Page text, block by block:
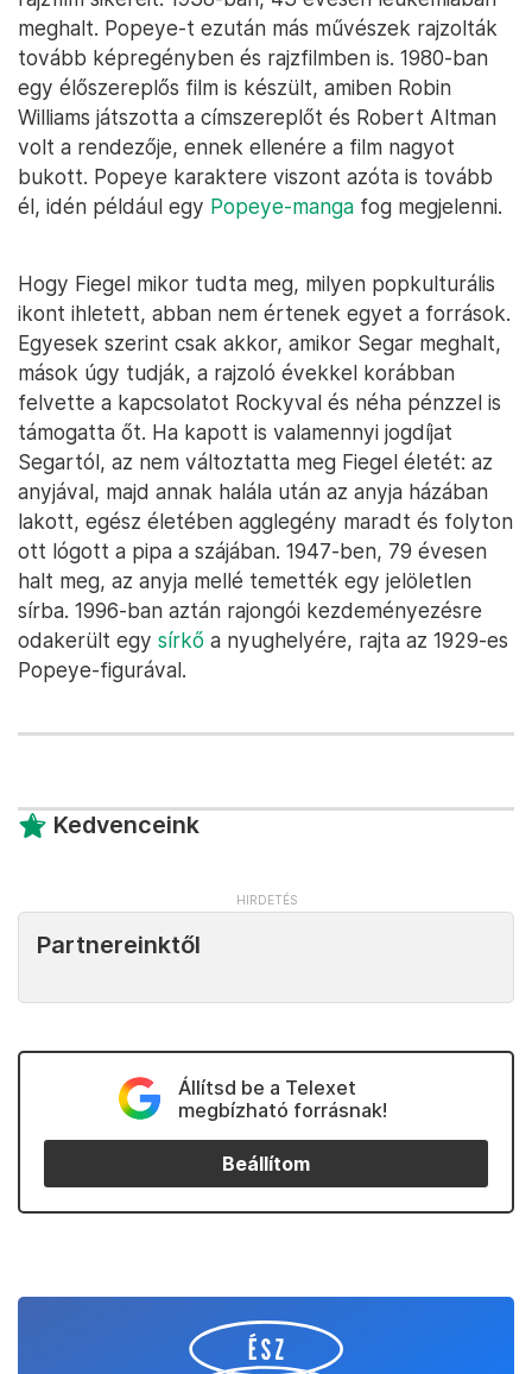
meghalt. Popeye-t ezután más művészek rajzolták
tovább képregényben és rajzfilmben is. 1980-ban
egy élőszereplős film is készült, amiben Robin
Williams játszotta a címszereplőt és Robert Altman
volt a rendezője, ennek ellenére a film nagyot
bukott. Popeye karaktere viszont azóta is tovább
él, idén például egy Popeye-manga fog megjelenni.
Hogy Fiegel mikor tudta meg, milyen popkulturális
ikont ihletett, abban nem értenek egyet a források.
Egyesek szerint csak akkor, amikor Segar meghalt,
mások úgy tudják, a rajzoló évekkel korábban
felvette a kapcsolatot Rockyval és néha pénzzel is
támogatta őt. Ha kapott is valamennyi jogdíjat
Segartól, az nem változtatta meg Fiegel életét: az
anyjával, majd annak halála után az anyja házában
lakott, egész életében agglegény maradt és folyton
ott lógott a pipa a szájában. 1947-ben, 79 évesen
halt meg, az anyja mellé temették egy jelöletlen
sírba. 1996-ban aztán rajongói kezdeményezésre
odakerült egy sírkő a nyughelyére, rajta az 1929-es
Popeye-figurával.
Kedvenceink
Partnereinktől
Állítsd be a Telexet
megbízható forrásnak!
Beállítom